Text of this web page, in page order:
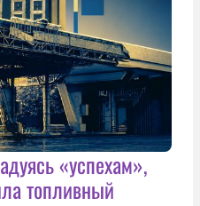
«успехам»,
топливный